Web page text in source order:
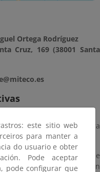
Ortega Rodríguez
Cruz, 169 (38001 Santa
de la imagen para
en ejecución o de
de cada actuación
este sitio web
para manter a
do usuario e obter
Pode aceptar
pode configurar que